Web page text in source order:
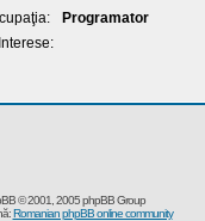
Programator
Interese:
© 2001, 2005 phpBB Group
Romanian phpBB online community